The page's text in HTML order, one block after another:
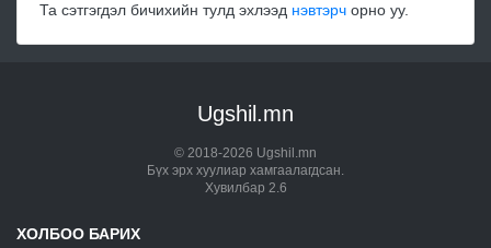
Та сэтгэгдэл бичихийн тулд эхлээд нэвтэрч орно уу.
Ugshil.mn
© 2018-2026 Ugshil.mn
Бүх эрх хуулиар хамгаалагдсан.
Хувилбар 2.6
ХОЛБОО БАРИХ